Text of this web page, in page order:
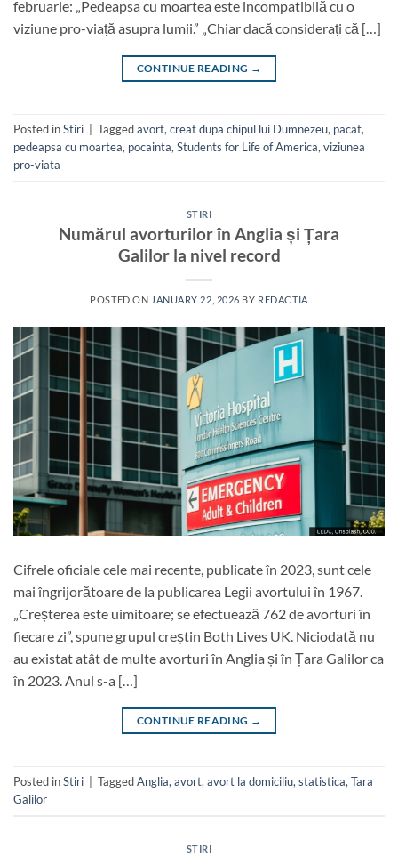
februarie: „Pedeapsa cu moartea este incompatibilă cu o
viziune pro-viață asupra lumii.” „Chiar dacă considerați că […]
CONTINUE READING →
Posted inStiri Taggedavort, creat dupa chipul lui Dumnezeu, pacat,
pedeapsa cu moartea, pocainta, Students for Life of America, viziunea
pro-viata
STIRI
Numărul avorturilor în Anglia și Țara
Galilor la nivel record
POSTED ON JANUARY 22, 2026 BY REDACTIA
Cifrele oficiale cele mai recente, publicate în 2023, sunt cele
mai îngrijorătoare de la publicarea Legii avortului în 1967.
„Creșterea este uimitoare; se efectuează 762 de avorturi în
fiecare zi”, spune grupul creștin Both Lives UK. Niciodată nu
au existat atât de multe avorturi în Anglia și în Țara Galilor ca
în 2023. Anul s-a […]
CONTINUE READING →
Posted inStiri TaggedAnglia, avort, avort la domiciliu, statistica, Tara
Galilor
STIRI